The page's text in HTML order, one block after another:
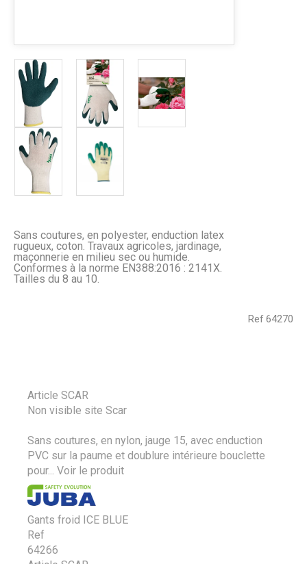
Ref64270
Sans coutures, en polyester, enduction latex
rugueux, coton. Travaux agricoles, jardinage,
maçonnerie en milieu sec ou humide.
Conformes à la norme EN388:2016 : 2141X.
Tailles du 8 au 10.
Article SCAR
Non visible site Scar
Sans coutures, en nylon, jauge 15, avec enduction
PVC sur la paume et doublure intérieure bouclette
pour...
Voir le produit
Gants froid ICE BLUE
Ref
64266